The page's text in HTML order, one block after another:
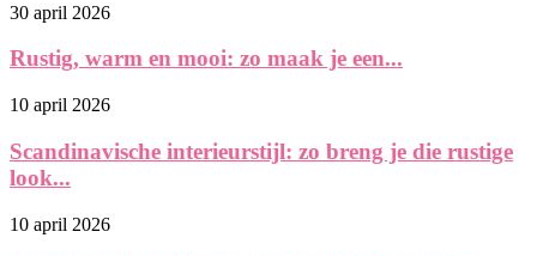
30 april 2026
Rustig, warm en mooi: zo maak je een...
10 april 2026
Scandinavische interieurstijl: zo breng je die rustige
look...
10 april 2026